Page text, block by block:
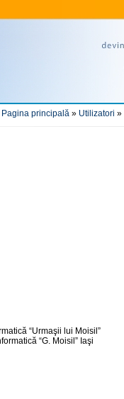
Pagina principală » Utilizatori »
“Urmaşii lui Moisil”
“G. Moisil” Iaşi